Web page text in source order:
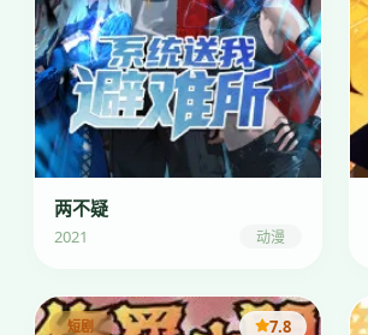
两不疑
2021 动漫
短剧 7.8